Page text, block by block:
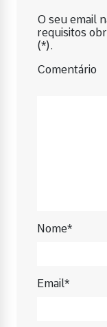
O seu email
requisitos
(*).
Comentário
Nome*
Email*